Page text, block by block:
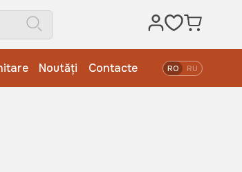
Noutăți Contacte RO RU